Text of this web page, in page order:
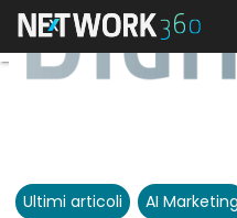
Ultimi articoli AI Marketing